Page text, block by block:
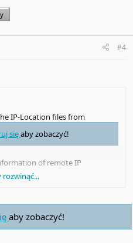
#4
IP-Location files from
sięaby zobaczyć!
of remote IP
files, simply download the
same folder of TcpLogView.exe
example: asn-country-ipv4.csv
rozwinąć...
aby zobaczyć!